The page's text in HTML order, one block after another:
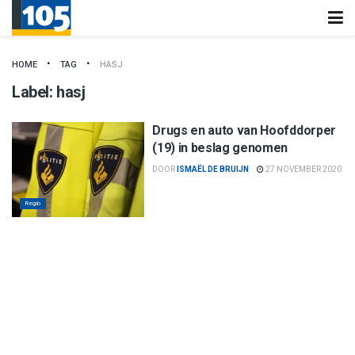
HOME TAG HASJ
Label: hasj
Regio
Drugs en auto van Hoofddorper
(19) in beslag genomen
DOOR ISMAËL DE BRUIJN 27 NOVEMBER 2020